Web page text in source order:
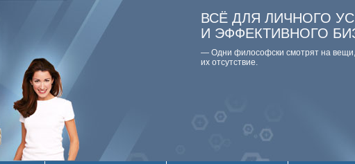
ВСЁ ДЛЯ ЛИЧНОГО
И ЭФФЕКТИВНОГО
— Одни философски смотpят на вещи,
их отсутствие.